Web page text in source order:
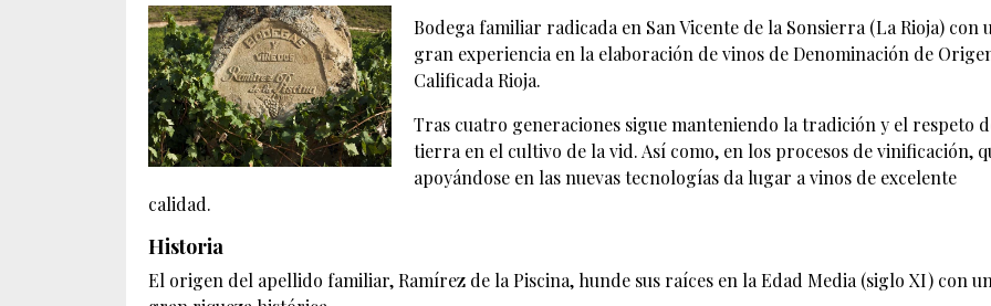
Bodega familiar radicada en San Vicente de la Sonsierra (La Rioja) con
gran experiencia en la elaboración de vinos de Denominación de
Calificada Rioja.
Tras cuatro generaciones sigue manteniendo la tradición y el respeto
tierra en el cultivo de la vid. Así como, en los procesos de vinificación,
apoyándose en las nuevas tecnologías da lugar a vinos de excelente
calidad.
Historia
El origen del apellido familiar, Ramírez de la Piscina, hunde sus raíces en la Edad Media (siglo XI) con